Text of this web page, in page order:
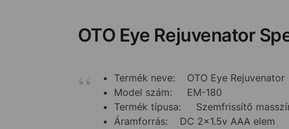
OTO Eye Rejuvenator
Termék neve: OTO Eye Rejuvenator
Model szám: EM-180
Termék típusa: Szemfrissítő
Áramforrás: DC 2×1.5v AAA elem